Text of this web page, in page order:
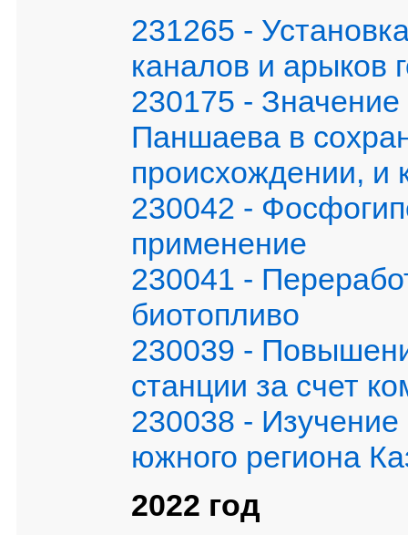
231265 -
каналов и арыков
230175 -
Паншаева в
происхождении, и
230042 -
применение
230041 -
биотопливо
230039 -
станции за счет
230038 -
южного региона
2022 год